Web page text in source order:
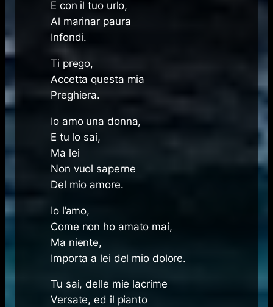
E con il tuo urlo,
Al marinar paura
Infondi.
Ti prego,
Accetta questa mia
Preghiera.
Io amo una donna,
E tu lo sai,
Ma lei
Non vuol saperne
Del mio amore.
Io l’amo,
Come non ho amato mai,
Ma niente,
Importa a lei del mio dolore.
Tu sai, delle mie lacrime
Versate, ed il pianto